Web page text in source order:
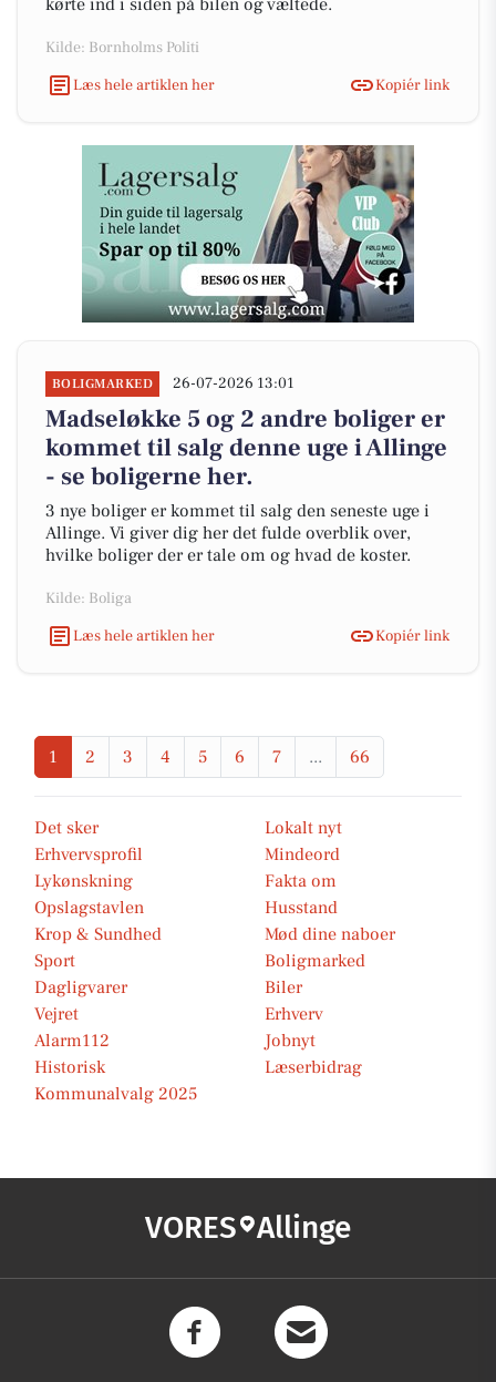
kørte ind i siden på bilen og væltede.
Kilde: Bornholms Politi
Læs hele artiklen her
Kopiér link
BOLIGMARKED 26-07-2026 13:01
Madseløkke 5 og 2 andre boliger er
kommet til salg denne uge i Allinge
- se boligerne her.
3 nye boliger er kommet til salg den seneste uge i
Allinge. Vi giver dig her det fulde overblik over,
hvilke boliger der er tale om og hvad de koster.
Kilde: Boliga
Læs hele artiklen her
Kopiér link
1 2 3 4 5 6 7 ... 66
Det sker
Lokalt nyt
Erhvervsprofil
Mindeord
Lykønskning
Fakta om
Opslagstavlen
Husstand
Krop & Sundhed
Mød dine naboer
Sport
Boligmarked
Dagligvarer
Biler
Vejret
Erhverv
Alarm112
Jobnyt
Historisk
Læserbidrag
Kommunalvalg 2025
VORES Allinge